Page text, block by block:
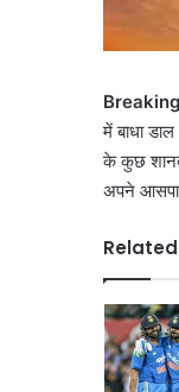
में बाधा
के कुछ
अपने